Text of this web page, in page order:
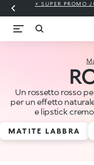
⚡ SUPER PROMO
Un rossetto rosso
per un effetto
e lipstick
MATITE LABBRA